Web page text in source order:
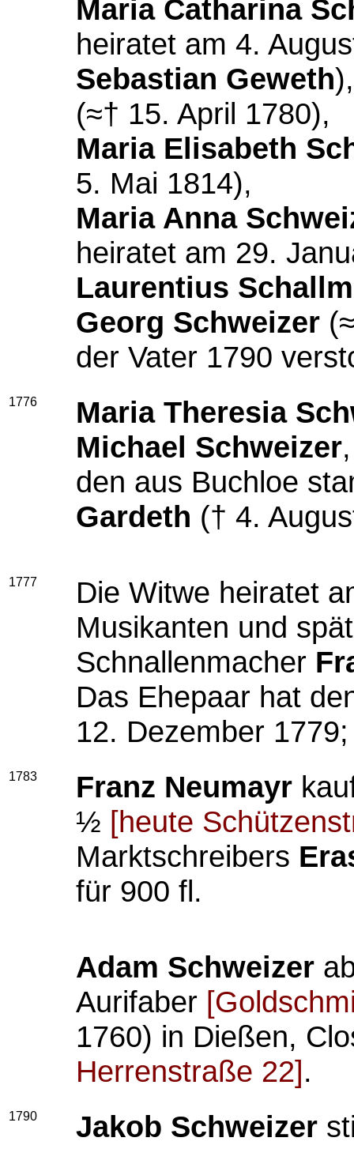
Maria Catharina
heiratet am 4.
Sebastian Geweth
(≈† 15. April 1780),
Maria Elisabeth
5. Mai 1814),
Maria Anna
heiratet am 29.
Laurentius
Georg Schweizer
der Vater 1790
1776
Maria Theresia
Michael Schweizer
den aus Buchloe
Gardeth († 4.
1777
Die Witwe heiratet
Musikanten und
Schnallenmacher
Das Ehepaar hat
12. Dezember
1783 Franz Neumayr
½ [heute
Marktschreibers
für 900 fl.
Adam Schweizer
Aurifaber
1760) in Dießen,
Herrenstraße 22].
1790 Jakob Schweizer